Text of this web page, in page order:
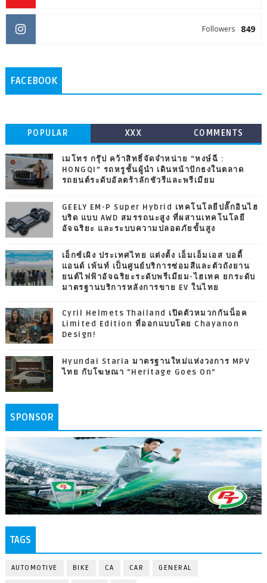
849
Followers
FACEBOOK
POPULAR XXX COMMENTS
เมโทร กรุ๊ป คว้าสิทธิ์จัดจำหน่าย “หงษ์ฉี :
HONGQI” รถหรูชั้นผู้นำ เดินหน้าปักธงในตลาด
รถยนต์ระดับอัลตร้าลักชัวรีและพรีเมียม
GEELY EM-P Super Hybrid เทคโนโลยีปลั๊กอินไฮ
บริด แบบ AWD สมรรถนะสูง ที่ผสานเทคโนโลยี
อัจฉริยะ และระบบความปลอดภัยขั้นสูง
เอ็กซ์เผิง ประเทศไทย แต่งตั้ง เอ็มเอ็มเอส บอดี้
แอนด์ เพ้นท์ เป็นศูนย์บริการซ่อมสีและตัวถังยาน
ยนต์ไฟฟ้าอัจฉริยะระดับพรีเมียม-ไฮเทค ยกระดับ
มาตรฐานบริการหลังการขาย EV ในไทย
Cyril Helmets Thailand เปิดตัวหมวกกันน็อค
Limited Edition ที่ออกแบบโดย Chayanon
Design!
Hyundai Staria มาตรฐานใหม่แห่งวงการ MPV
ไทย กับโฆษณา “Heritage Goes On”
SPONSOR
TAGS
AUTOMOTIVE BIKE CA CAR GENERAL